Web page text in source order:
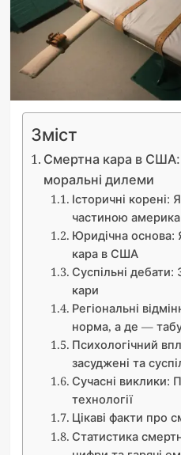
Зміст
Смертна кара в США:
моральні дилеми
Історичні корені:
частиною
Юридічна
кара в США
Суспільні дебати:
кари
Регіональні
норма, а де —
Психологічний
засуджені та
Сучасні виклики:
технології
Цікаві факти про
Статистика